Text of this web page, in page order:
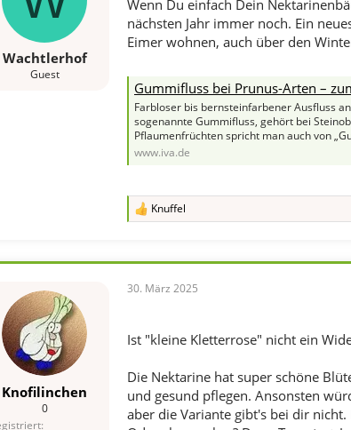
Wachtlerhof
Guest
Wenn Du einfach Dein
nächsten Jahr immer noch. Ein
Eimer wohnen, auch über den
Gummifluss bei Prunus-Arten –
Farbloser bis bernsteinfarbener Ausfluss
sogenannte Gummifluss, gehört bei
Pflaumenfrüchten spricht man auch von
www.iva.de
R
i
n
Knuffel
Knofilinchen
0
30. März 2025
Ist "kleine Kletterrose" nicht ein
Die Nektarine hat super schöne
und gesund pflegen. Ansonsten
aber die Variante gibt's bei dir nicht.